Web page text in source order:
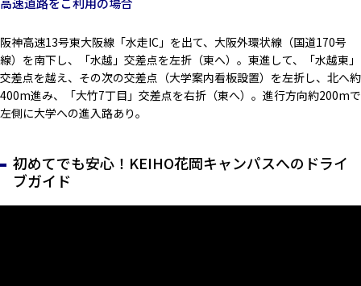
阪神高速13号東大阪線「水走IC」を出て、大阪外環状線（国道170号
線）を南下し、「水越」交差点を左折（東へ）。東進して、「水越東」
交差点を越え、その次の交差点（大学案内看板設置）を左折し、北へ約
400m進み、「大竹7丁目」交差点を右折（東へ）。進行方向約200mで
左側に大学への進入路あり。
初めてでも安心！KEIHO花岡キャンパスへのドライ
ブガイド